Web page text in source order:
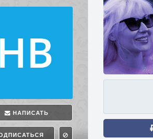
НАПИСАТЬ